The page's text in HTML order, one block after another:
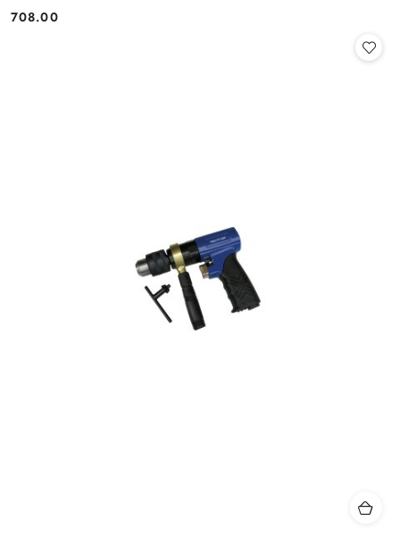
Cena:
708.00